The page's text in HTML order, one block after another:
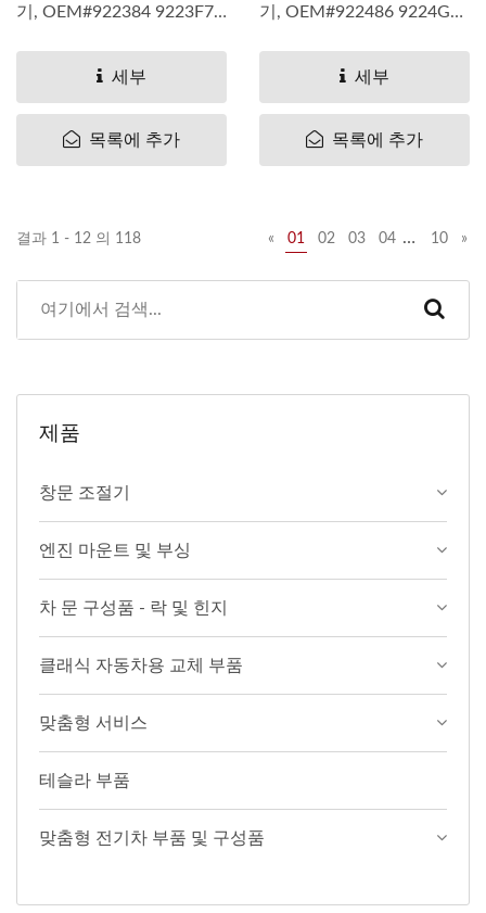
기, OEM#922384 9223F7
세부
목록에 추가
기, OEM#922486 9224G1
세부
목록에 추가
결과 1 - 12 의 118 « 01 02 03 04 … 10 »
제품
창문 조절기
엔진 마운트 및 부싱
차 문 구성품 - 락 및 힌지
클래식 자동차용 교체 부품
맞춤형 서비스
테슬라 부품
맞춤형 전기차 부품 및 구성품